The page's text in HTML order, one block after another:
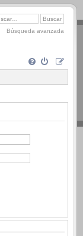
Búsqueda avanzada